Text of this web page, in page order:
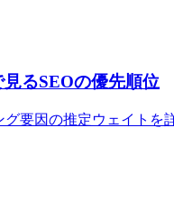
るSEOの優先順位
グ要因の推定ウェイト